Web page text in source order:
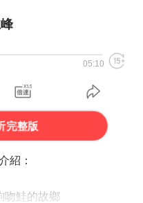
05:10
完整版
紹：
吻鮭的故鄉